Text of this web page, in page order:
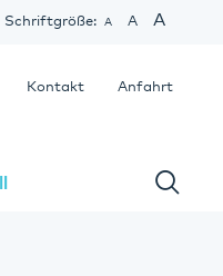
Schriftgröße: A A A
Anfahrt
Kontakt